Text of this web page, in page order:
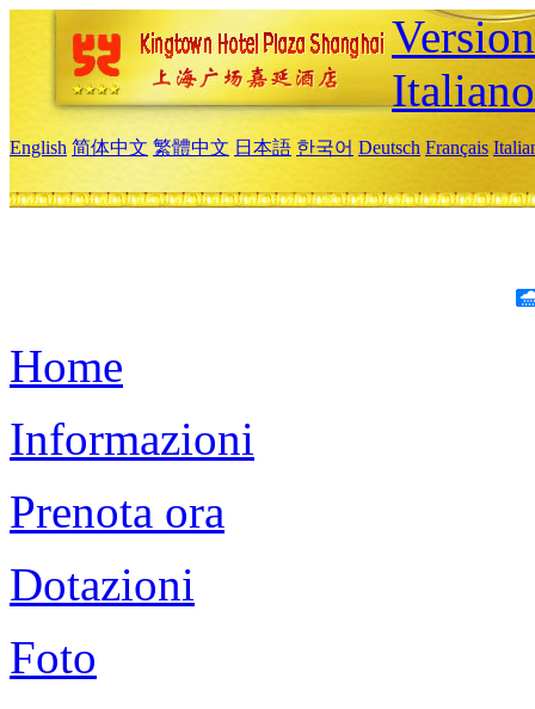
Italiano
English 简体中文 繁體中文 日本語 한국어 Deutsch Français
Home
Informazioni
Prenota ora
Dotazioni
Foto